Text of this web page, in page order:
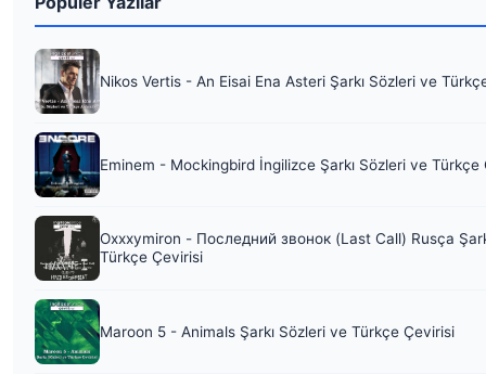
Nikos Vertis - An Eisai Ena Asteri Şarkı Sözleri ve
Eminem - Mockingbird İngilizce Şarkı Sözleri ve Türkçe
Oxxxymiron - Последний звонок (Last Call) Rusça
Türkçe Çevirisi
Maroon 5 - Animals Şarkı Sözleri ve Türkçe Çevirisi